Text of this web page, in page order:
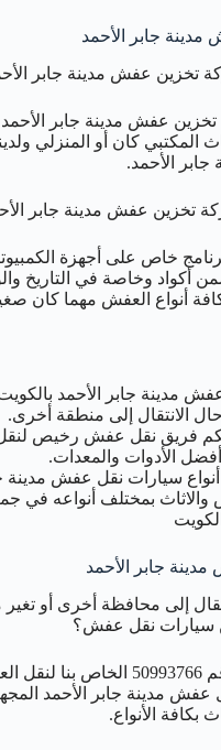
جابر الأحمد
تخزين عفش مدينة جابر
عفش مدينة جابر
المكتبي كان أو المنزلي
الأحمد.
تخزين عفش مدينة جابر
خاص على أجهزة
أكواد وخاصة في التاريخ
أنواع العفش مهما كان
مدينة جابر الأحمد
الانتقال إلى منطقة أخرى.
لكم فريق نقل عفش رخيص
الأدوات والمعدات.
أنواع سيارات نقل عفش مدينة
والاثاث بمختلف أنواعه في
جابر الأحمد
إلى محافظة أخرى أو تغير
سيارات نقل عفش؟
اتصل بنا على الرقم 50993766
مدينة جابر الأحمد
بكافة الأنواع.